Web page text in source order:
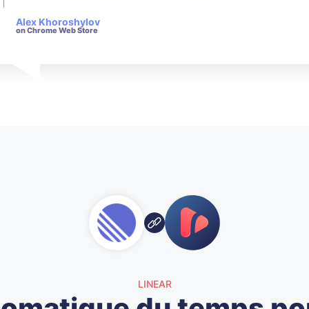
Alex Khoroshylov
on Chrome Web Store
Salvador Carranza
LINEAR